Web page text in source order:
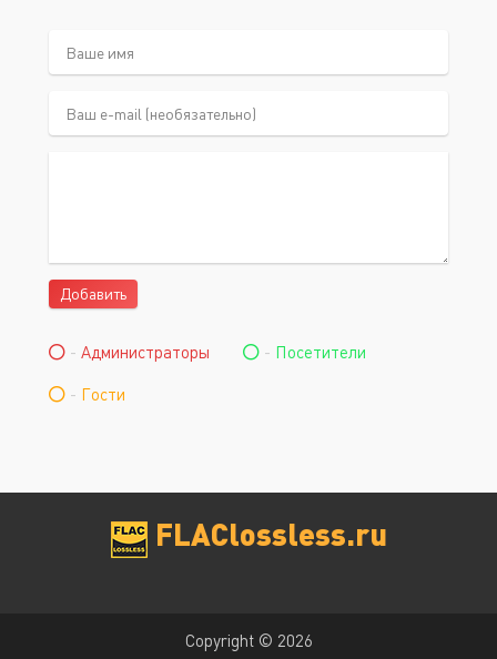
Добавить
- Администраторы - Посетители
- Гости
FLAClossless.ru
Copyright © 2026